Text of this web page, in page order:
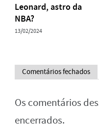
Leonard, astro da
NBA?
13/02/2024
Comentários fechados
Os comentários
encerrados.